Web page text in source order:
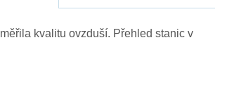
kvalitu ovzduší. Přehled stanic v
3